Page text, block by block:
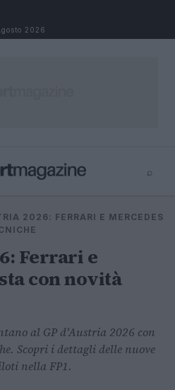
2026
⌕
⌕ ×
2026: FERRARI E MERCEDES
Ferrari e
con novità
al GP d'Austria 2026 con
Scopri i dettagli delle nuove
nella FP1.